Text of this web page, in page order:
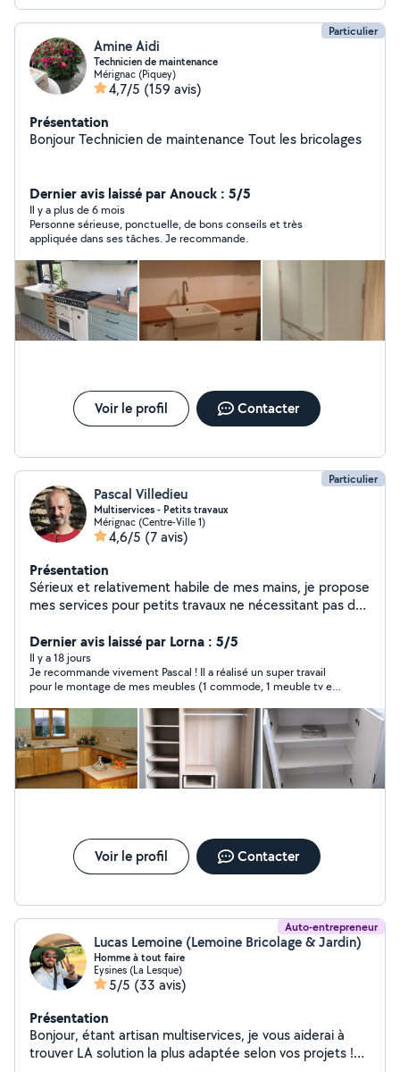
Particulier
Amine Aidi
Technicien de maintenance
Mérignac (Piquey)
4,7/5 (159 avis)
Présentation
Bonjour Technicien de maintenance Tout les bricolages
Dernier avis laissé par Anouck : 5/5
Il y a plus de 6 mois
Personne sérieuse, ponctuelle, de bons conseils et très
appliquée dans ses tâches. Je recommande.
Voir le profil Contacter
Particulier
Pascal Villedieu
Multiservices - Petits travaux
Mérignac (Centre-Ville 1)
4,6/5 (7 avis)
Présentation
Sérieux et relativement habile de mes mains, je propose
mes services pour petits travaux ne nécessitant pas de
meubles, aménagement intérieur (peinture, tapisserie,
sol,...), entretien extérieur,... Étudie toute proposition
Dernier avis laissé par Lorna : 5/5
Il y a 18 jours
Je recommande vivement Pascal ! Il a réalisé un super travail
pour le montage de mes meubles (1 commode, 1 meuble tv et
a été parfaitement monté et sans aucun souci. Vous pouvez
faire appel à lui les yeux fermés. Merci encore Pascal !
Voir le profil Contacter
Auto-entrepreneur
Lucas Lemoine (Lemoine Bricolage & Jardin)
Homme à tout faire
Eysines (La Lesque)
5/5 (33 avis)
Présentation
Bonjour, étant artisan multiservices, je vous aiderai à
trouver LA solution la plus adaptée selon vos projets !